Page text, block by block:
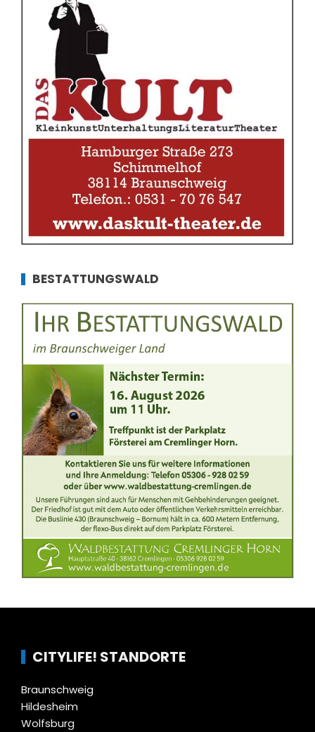
BESTATTUNGSWALD
CITYLIFE! STANDORTE
Braunschweig
Hildesheim
Wolfsburg